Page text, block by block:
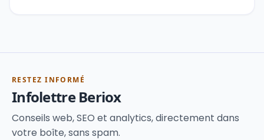
RESTEZ INFORMÉ
Infolettre Beriox
Conseils web, SEO et analytics, directement dans
votre boîte, sans spam.